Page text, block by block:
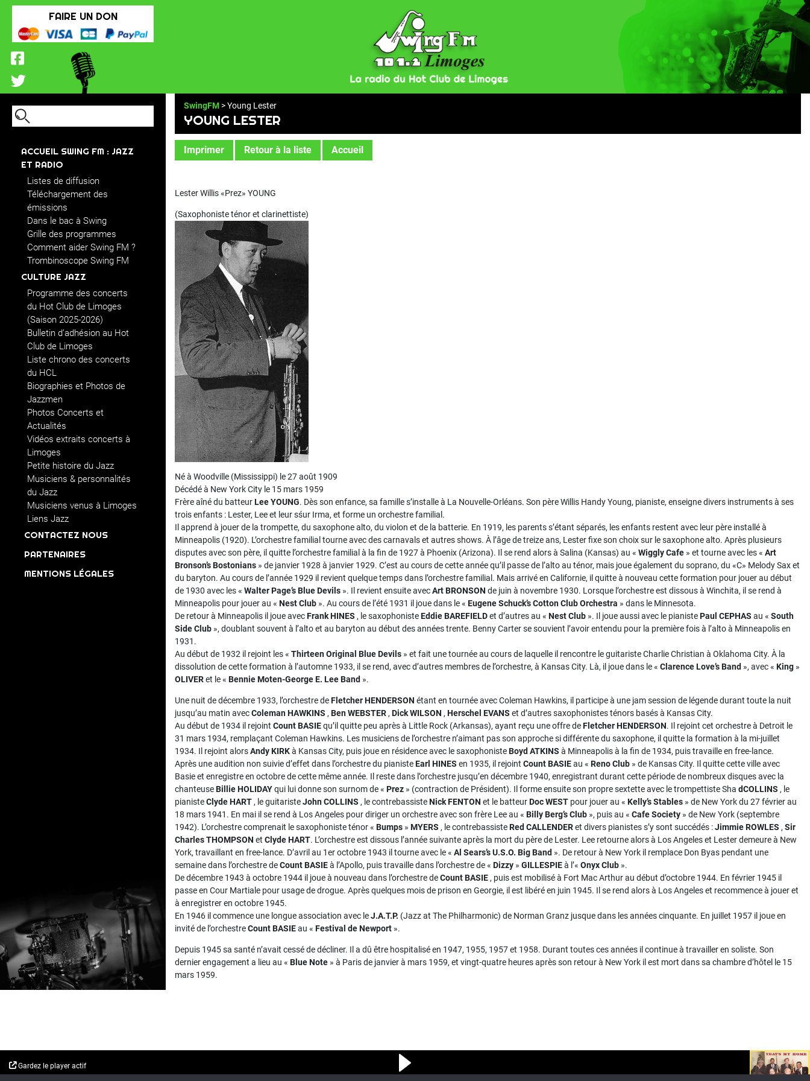
FAIRE UN DON
ACCUEIL SWING FM : JAZZ
ET RADIO
Listes de diffusion
Téléchargement des
émissions
Dans le bac à Swing
Grille des programmes
Comment aider Swing FM ?
Trombinoscope Swing FM
CULTURE JAZZ
Programme des concerts
du Hot Club de Limoges
(Saison 2025-2026)
Bulletin d’adhésion au Hot
Club de Limoges
Liste chrono des concerts
du HCL
Biographies et Photos de
Jazzmen
Photos Concerts et
Actualités
Vidéos extraits concerts à
Limoges
Petite histoire du Jazz
Musiciens & personnalités
du Jazz
Musiciens venus à Limoges
Liens Jazz
CONTACTEZ NOUS
PARTENAIRES
MENTIONS LÉGALES
SwingFM > Young Lester
YOUNG LESTER
Imprimer Retour à la liste Accueil
Lester Willis «Prez» YOUNG
(Saxophoniste ténor et clarinettiste)
Né à Woodville (Mississippi) le 27 août 1909
Décédé à New York City le 15 mars 1959
Frère aîné du batteurLee YOUNG. Dès son enfance, sa famille s’installe à La Nouvelle-Orléans. Son père Willis Handy Young, pianiste, enseigne divers instruments à ses
trois enfants : Lester, Lee et leur sśur Irma, et forme un orchestre familial.
Il apprend à jouer de la trompette, du saxophone alto, du violon et de la batterie. En 1919, les parents s’étant séparés, les enfants restent avec leur père installé à
Minneapolis (1920). L’orchestre familial tourne avec des carnavals et autres shows. À l’âge de treize ans, Lester fixe son choix sur le saxophone alto. Après plusieurs
disputes avec son père, il quitte l’orchestre familial à la fin de 1927 à Phoenix (Arizona). Il se rend alors à Salina (Kansas) au « Wiggly Cafe » et tourne avec les « Art
Bronson’s Bostonians » de janvier 1928 à janvier 1929. C’est au cours de cette année qu’il passe de l’alto au ténor, mais joue également du soprano, du «C» Melody Sax et
du baryton. Au cours de l’année 1929 il revient quelque temps dans l’orchestre familial. Mais arrivé en Californie, il quitte à nouveau cette formation pour jouer au début
de 1930 avec les « Walter Page’s Blue Devils ». Il revient ensuite avecArtBRONSON de juin à novembre 1930. Lorsque l’orchestre est dissous à Winchita, il se rend à
Minneapolis pour jouer au « Nest Club ». Au cours de l’été 1931 il joue dans le « Eugene Schuck’s Cotton Club Orchestra » dans le Minnesota.
De retour à Minneapolis il joue avecFrank HINES , le saxophonisteEddie BAREFIELDet d’autres au « Nest Club ». Il joue aussi avec le pianistePaul CEPHAS au « South
Side Club », doublant souvent à l’alto et au baryton au début des années trente. Benny Carter se souvient l’avoir entendu pour la première fois à l’alto à Minneapolis en
1931.
Au début de 1932 il rejoint les « Thirteen Original Blue Devils » et fait une tournée au cours de laquelle il rencontre le guitariste Charlie Christian à Oklahoma City. À la
dissolution de cette formation à l’automne 1933, il se rend, avec d’autres membres de l’orchestre, à Kansas City. Là, il joue dans le « Clarence Love’s Band », avec « King »
OLIVERet le « Bennie Moten-George E. Lee Band ».
Une nuit de décembre 1933, l’orchestre deFletcher HENDERSON étant en tournée avec Coleman Hawkins, il participe à une jam session de légende durant toute la nuit
jusqu’au matin avecColeman HAWKINS , Ben WEBSTER , Dick WILSON , Herschel EVANS et d’autres saxophonistes ténors basés à Kansas City.
Au début de 1934 il rejoint Count BASIEqu’il quitte peu après à Little Rock (Arkansas), ayant reçu une offre deFletcher HENDERSON. Il rejoint cet orchestre à Detroit le
31 mars 1934, remplaçant Coleman Hawkins. Les musiciens de l’orchestre n’aimant pas son approche si différente du saxophone, il quitte la formation à la mi-juillet
1934. Il rejoint alorsAndy KIRKà Kansas City, puis joue en résidence avec le saxophonisteBoyd ATKINS à Minneapolis à la fin de 1934, puis travaille en free-lance.
Après une audition non suivie d’effet dans l’orchestre du pianisteEarl HINES en 1935, il rejoint Count BASIEau « Reno Club » de Kansas City. Il quitte cette ville avec
Basie et enregistre en octobre de cette même année. Il reste dans l’orchestre jusqu’en décembre 1940, enregistrant durant cette période de nombreux disques avec la
chanteuseBillie HOLIDAYqui lui donne son surnom de « Prez » (contraction de Président). Il forme ensuite son propre sextette avec le trompettiste Sha dCOLLINS , le
pianisteClyde HART , le guitaristeJohn COLLINS , le contrebassisteNick FENTON et le batteurDoc WEST pour jouer au « Kelly’s Stables » de New York du 27 février au
18 mars 1941. En mai il se rend à Los Angeles pour diriger un orchestre avec son frère Lee au « Billy Berg’s Club », puis au « Cafe Society » de New York (septembre
1942). L’orchestre comprenait le saxophoniste ténor « Bumps » MYERS , le contrebassisteRed CALLENDERet divers pianistes s’y sont succédés :Jimmie ROWLES , Sir
Charles THOMPSON et Clyde HART. L’orchestre est dissous l’année suivante après la mort du père de Lester. Lee retourne alors à Los Angeles et Lester demeure à New
York, travaillant en free-lance. D’avril au 1er octobre 1943 il tourne avec le « Al Sears’s U.S.O. Big Band ». De retour à New York il remplace Don Byas pendant une
semaine dans l’orchestre deCount BASIEà l’Apollo, puis travaille dans l’orchestre de « Dizzy » GILLESPIEà l’« Onyx Club ».
De décembre 1943 à octobre 1944 il joue à nouveau dans l’orchestre deCount BASIE , puis est mobilisé à Fort Mac Arthur au début d’octobre 1944. En février 1945 il
passe en Cour Martiale pour usage de drogue. Après quelques mois de prison en Georgie, il est libéré en juin 1945. Il se rend alors à Los Angeles et recommence à jouer et
à enregistrer en octobre 1945.
En 1946 il commence une longue association avec leJ.A.T.P. (Jazz at The Philharmonic) de Norman Granz jusque dans les années cinquante. En juillet 1957 il joue en
invité de l’orchestreCount BASIEau « Festival de Newport ».
Depuis 1945 sa santé n’avait cessé de décliner. Il a dû être hospitalisé en 1947, 1955, 1957 et 1958. Durant toutes ces années il continue à travailler en soliste. Son
dernier engagement a lieu au « Blue Note » à Paris de janvier à mars 1959, et vingt-quatre heures après son retour à New York il est mort dans sa chambre d’hôtel le 15
mars 1959.
Gardez le player actif